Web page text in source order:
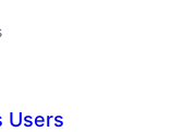
Users